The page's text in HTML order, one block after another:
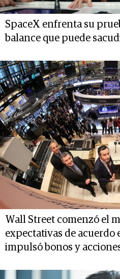
SpaceX enfrenta su
balance que puede
Wall Street comenzó el
expectativas de acuerdo
impulsó bonos y